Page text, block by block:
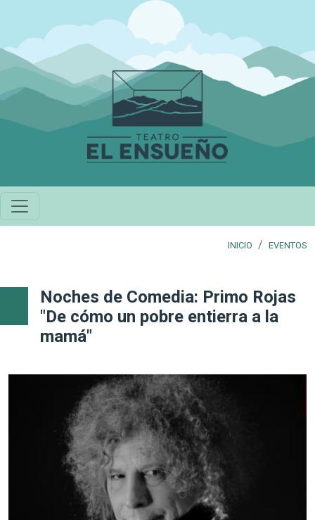
Pasar al contenido principal
INICIO EVENTOS
Noches de Comedia: Primo Rojas
"De cómo un pobre entierra a la
mamá"